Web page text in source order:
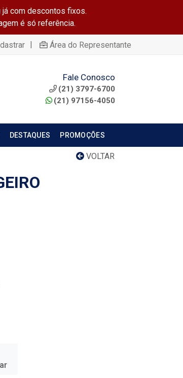
já com descontos fixos.
é só referência.
| Área do Representante
Fale Conosco
(21) 3797-6700
(21) 97156-4050
DESTAQUES PROMOÇÕES
VOLTAR